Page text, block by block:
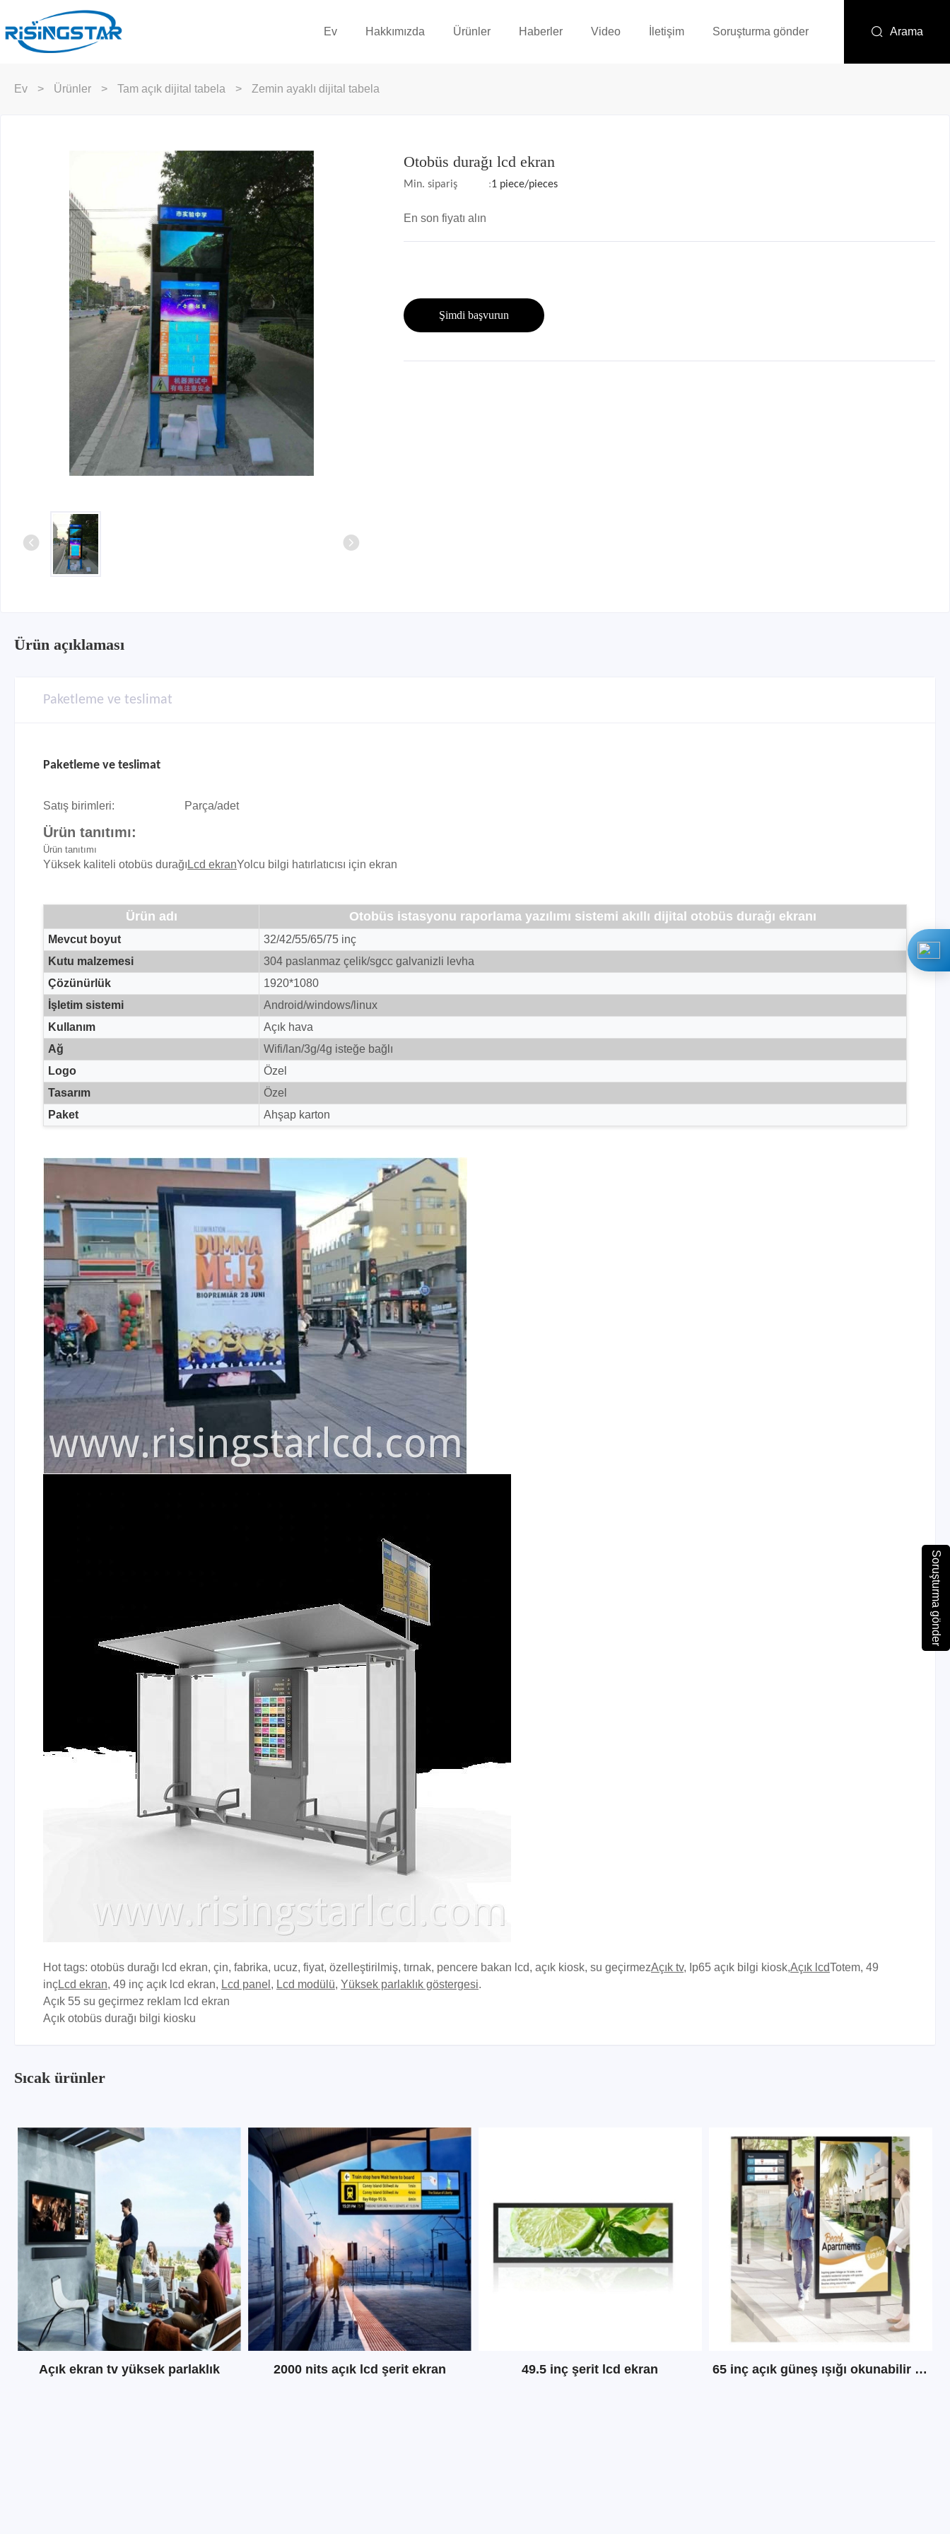
Soruşturma gönder
Ev Hakkımızda Ürünler Haberler Video İletişim Soruşturma gönder Arama
Ev > Ürünler > Tam açık dijital tabela > Zemin ayaklı dijital tabela
Otobüs durağı lcd ekran
Min. sipariş :1 piece/pieces
En son fiyatı alın
Şimdi başvurun
Ürün açıklaması
Paketleme ve teslimat
Paketleme ve teslimat
Satış birimleri: Parça/adet
Ürün tanıtımı:
Ürün tanıtımı
Yüksek kaliteli otobüs durağı Lcd ekranYolcu bilgi hatırlatıcısı için ekran
Ürün adı Otobüs istasyonu raporlama yazılımı sistemi akıllı dijital otobüs durağı ekranı
Mevcut boyut
32/42/55/65/75 inç
Kutu malzemesi
304 paslanmaz çelik/sgcc galvanizli levha
Çözünürlük
1920*1080
İşletim sistemi
Android/windows/linux
Kullanım
Açık hava
Ağ
Wifi/lan/3g/4g isteğe bağlı
Logo
Özel
Tasarım
Özel
Paket
Ahşap karton
Hot tags: otobüs durağı lcd ekran, çin, fabrika, ucuz, fiyat, özelleştirilmiş, tırnak, pencere bakan lcd, açık kiosk, su geçirmezAçık tv, Ip65 açık bilgi kiosk,Açık lcdTotem, 49
inçLcd ekran, 49 inç açık lcd ekran, Lcd panel , Lcd modülü, Yüksek parlaklık göstergesi.
Açık 55 su geçirmez reklam lcd ekran
Açık otobüs durağı bilgi kiosku
Sıcak ürünler
Açık ekran tv yüksek parlaklık 2000 nits açık lcd şerit ekran 49.5 inç şerit lcd ekran 65 inç açık güneş ışığı okunabilir dijital tabela